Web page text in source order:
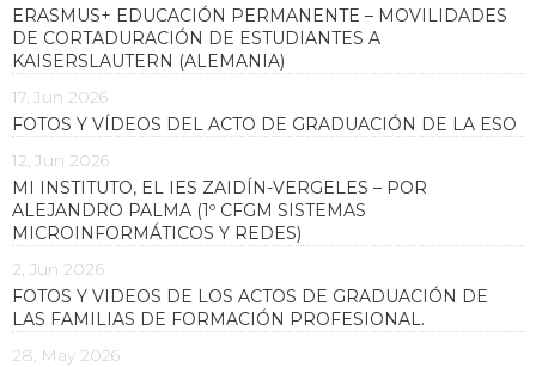
ERASMUS+ EDUCACIÓN PERMANENTE – MOVILIDADES
DE CORTADURACIÓN DE ESTUDIANTES A
KAISERSLAUTERN (ALEMANIA)
17, Jun 2026
FOTOS Y VÍDEOS DEL ACTO DE GRADUACIÓN DE LA ESO
12, Jun 2026
MI INSTITUTO, EL IES ZAIDÍN-VERGELES – POR
ALEJANDRO PALMA (1º CFGM SISTEMAS
MICROINFORMÁTICOS Y REDES)
2, Jun 2026
FOTOS Y VIDEOS DE LOS ACTOS DE GRADUACIÓN DE
LAS FAMILIAS DE FORMACIÓN PROFESIONAL.
28, May 2026